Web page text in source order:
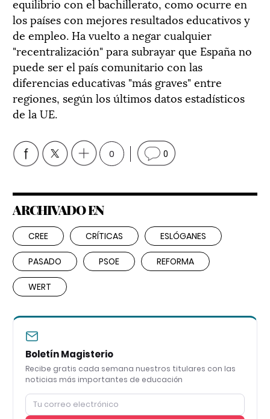
equilibrio con el bachillerato, como ocurre en
los países con mejores resultados educativos y
de empleo. Ha vuelto a negar cualquier
"recentralización" para subrayar que España no
puede ser el país comunitario con las
diferencias educativas "más graves" entre
regiones, según los últimos datos estadísticos
de la UE.
0 0
ARCHIVADO EN
CREE CRÍTICAS ESLÓGANES
PASADO PSOE REFORMA
WERT
Boletín Magisterio
Recibe gratis cada semana nuestros titulares con las
noticias más importantes de educación